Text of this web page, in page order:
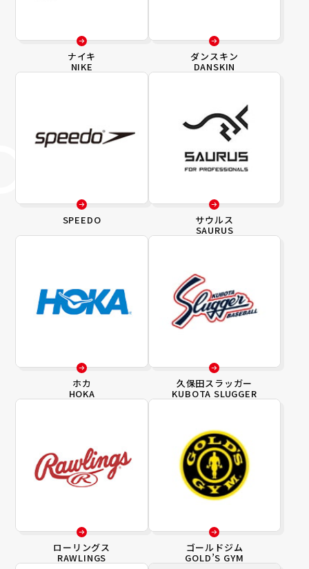
ナイキ
NIKE
ダンスキン
DANSKIN
SPEEDO サウルス
SAURUS
ホカ
HOKA
久保田スラッガー
KUBOTA SLUGGER
ローリングス
RAWLINGS
ゴールドジム
GOLD’S GYM